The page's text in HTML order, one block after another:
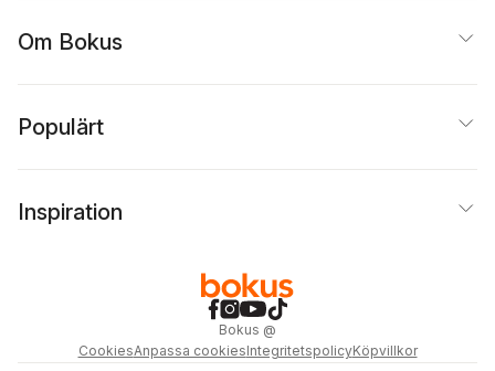
Om Bokus
Populärt
Inspiration
Bokus @
CookiesAnpassa cookiesIntegritetspolicyKöpvillkor